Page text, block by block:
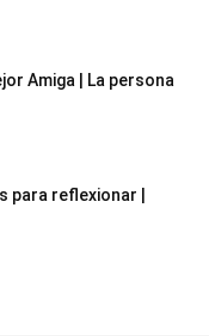
Amiga | La persona
para reflexionar |